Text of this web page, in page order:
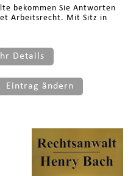
bekommen Sie Antworten
Arbeitsrecht. Mit Sitz in
Details
Eintrag ändern